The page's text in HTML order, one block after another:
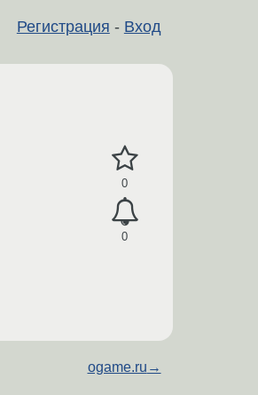
Регистрация - Вход
0
0
ogame.ru →